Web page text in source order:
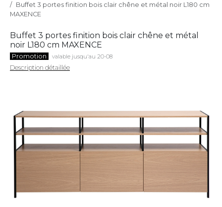
Buffet 3 portes finition bois clair chêne et métal noir L180 cm
MAXENCE
Buffet 3 portes finition bois clair chêne et métal
noir L180 cm MAXENCE
Promotion valable jusqu'au 20-08
Description détaillée